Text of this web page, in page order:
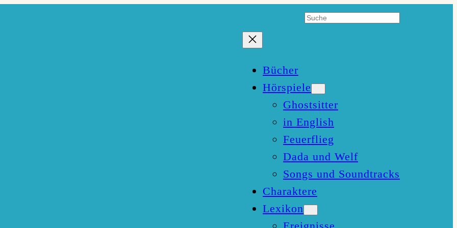
Suchen
Bücher
Hörspiele
Ghostsitter
in English
Feuerflieg
Dada und Welf
Songs und Soundtracks
Charaktere
Lexikon